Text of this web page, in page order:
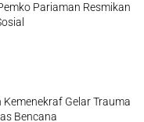
Pariaman Resmikan
Gelar Trauma
Bencana